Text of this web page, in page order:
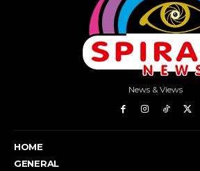
News & Views
HOME
GENERAL